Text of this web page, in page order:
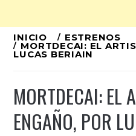
Ir
al
INICIO ESTRENOS
MORTDECAI: EL
LUCAS BERIAIN
MORTDECAI: EL
ENGAÑO, POR